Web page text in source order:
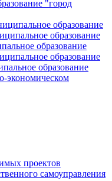
"город
образование
образование
образование
образование
образование
экономическом
проектов
самоуправления